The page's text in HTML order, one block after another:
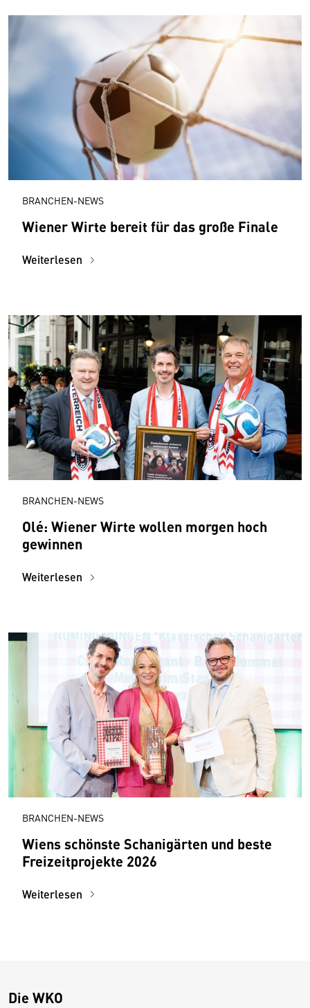
BRANCHEN-NEWS
Wiener Wirte bereit für das große Finale
Weiterlesen
BRANCHEN-NEWS
Olé: Wiener Wirte wollen morgen hoch
gewinnen
Weiterlesen
BRANCHEN-NEWS
Wiens schönste Schanigärten und beste
Freizeitprojekte 2026
Weiterlesen
Die WKO